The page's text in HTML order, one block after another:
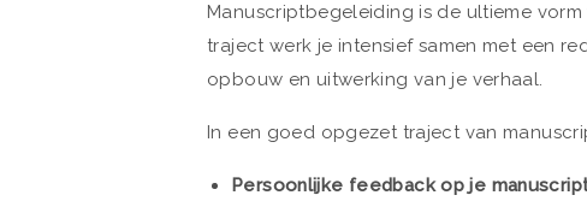
Manuscriptbegeleiding is de ultieme
traject werk je intensief samen met een
opbouw en uitwerking van je verhaal.
In een goed opgezet traject van
Persoonlijke feedback op je